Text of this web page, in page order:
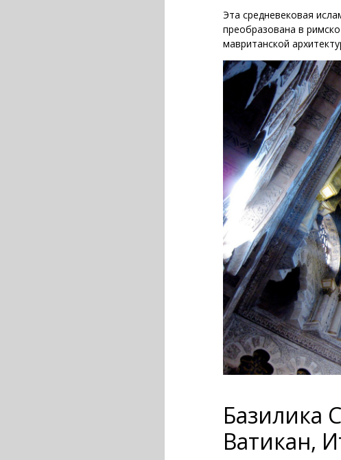
Эта средневековая
преобразована в
мавританской
Базилика
Ватикан,